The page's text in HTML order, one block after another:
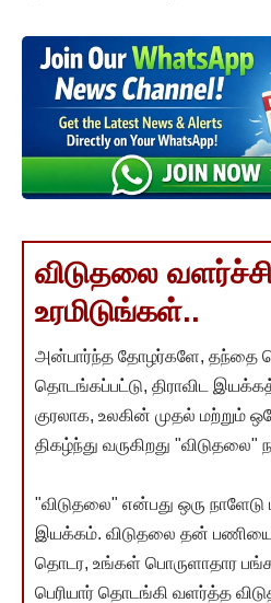
விடுதலை
உரமிடுங்கள்..
அன்பார்ந்த தோழர்களே, தந்தை
தொடங்கப்பட்டு, திராவிட
குரலாக, உலகின் முதல் மற்றும்
திகழ்ந்து வருகிறது "விடுதலை"
"விடுதலை" என்பது ஒரு நாளேடு
இயக்கம். விடுதலை தன்
தொடர, உங்கள் பொருளாதார
பெரியார் தொடங்கி வளர்த்த